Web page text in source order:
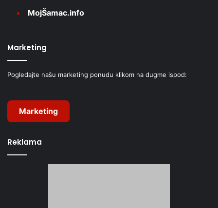
MojŠamac.info
Marketing
Pogledajte našu marketing ponudu klikom na dugme ispod:
Marketing
Reklama